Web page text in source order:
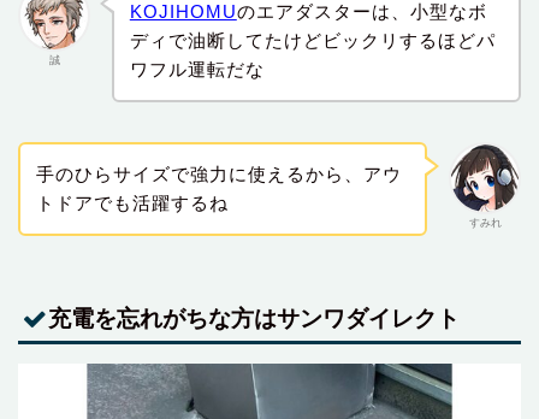
誠
KOJIHOMUのエアダスターは、小型なボ
ディで油断してたけどビックリするほどパ
ワフル運転だな
すみれ
手のひらサイズで強力に使えるから、アウ
トドアでも活躍するね
充電を忘れがちな方はサンワダイレクト